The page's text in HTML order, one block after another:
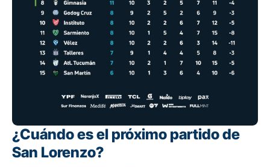
¿Cuándo es el próximo partido de
San Lorenzo?